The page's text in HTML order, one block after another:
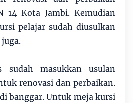
14 Kota Jambi. Kemudian
pelajar sudah diusulkan
juga.
sudah masukkan usulan
renovasi dan perbaikan.
banggar. Untuk meja kursi